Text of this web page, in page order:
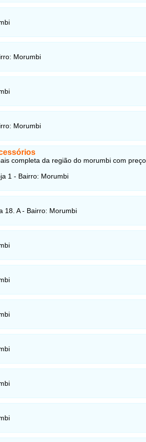
Morumbi
Morumbi
completa da região do morumbi com
1 - Bairro: Morumbi
18. A - Bairro: Morumbi